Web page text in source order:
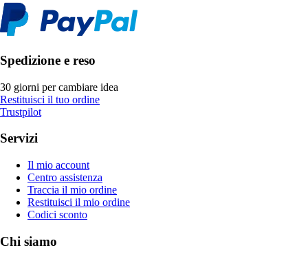
Spedizione e reso
30 giorni per cambiare idea
Restituisci il tuo ordine
Trustpilot
Servizi
Il mio account
Centro assistenza
Traccia il mio ordine
Restituisci il mio ordine
Codici sconto
Chi siamo